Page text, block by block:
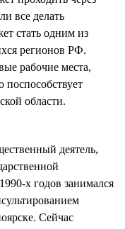
все делать
стать одним из
регионов РФ.
рабочие места,
поспособствует
области.
деятель,
х годов занимался
Сейчас